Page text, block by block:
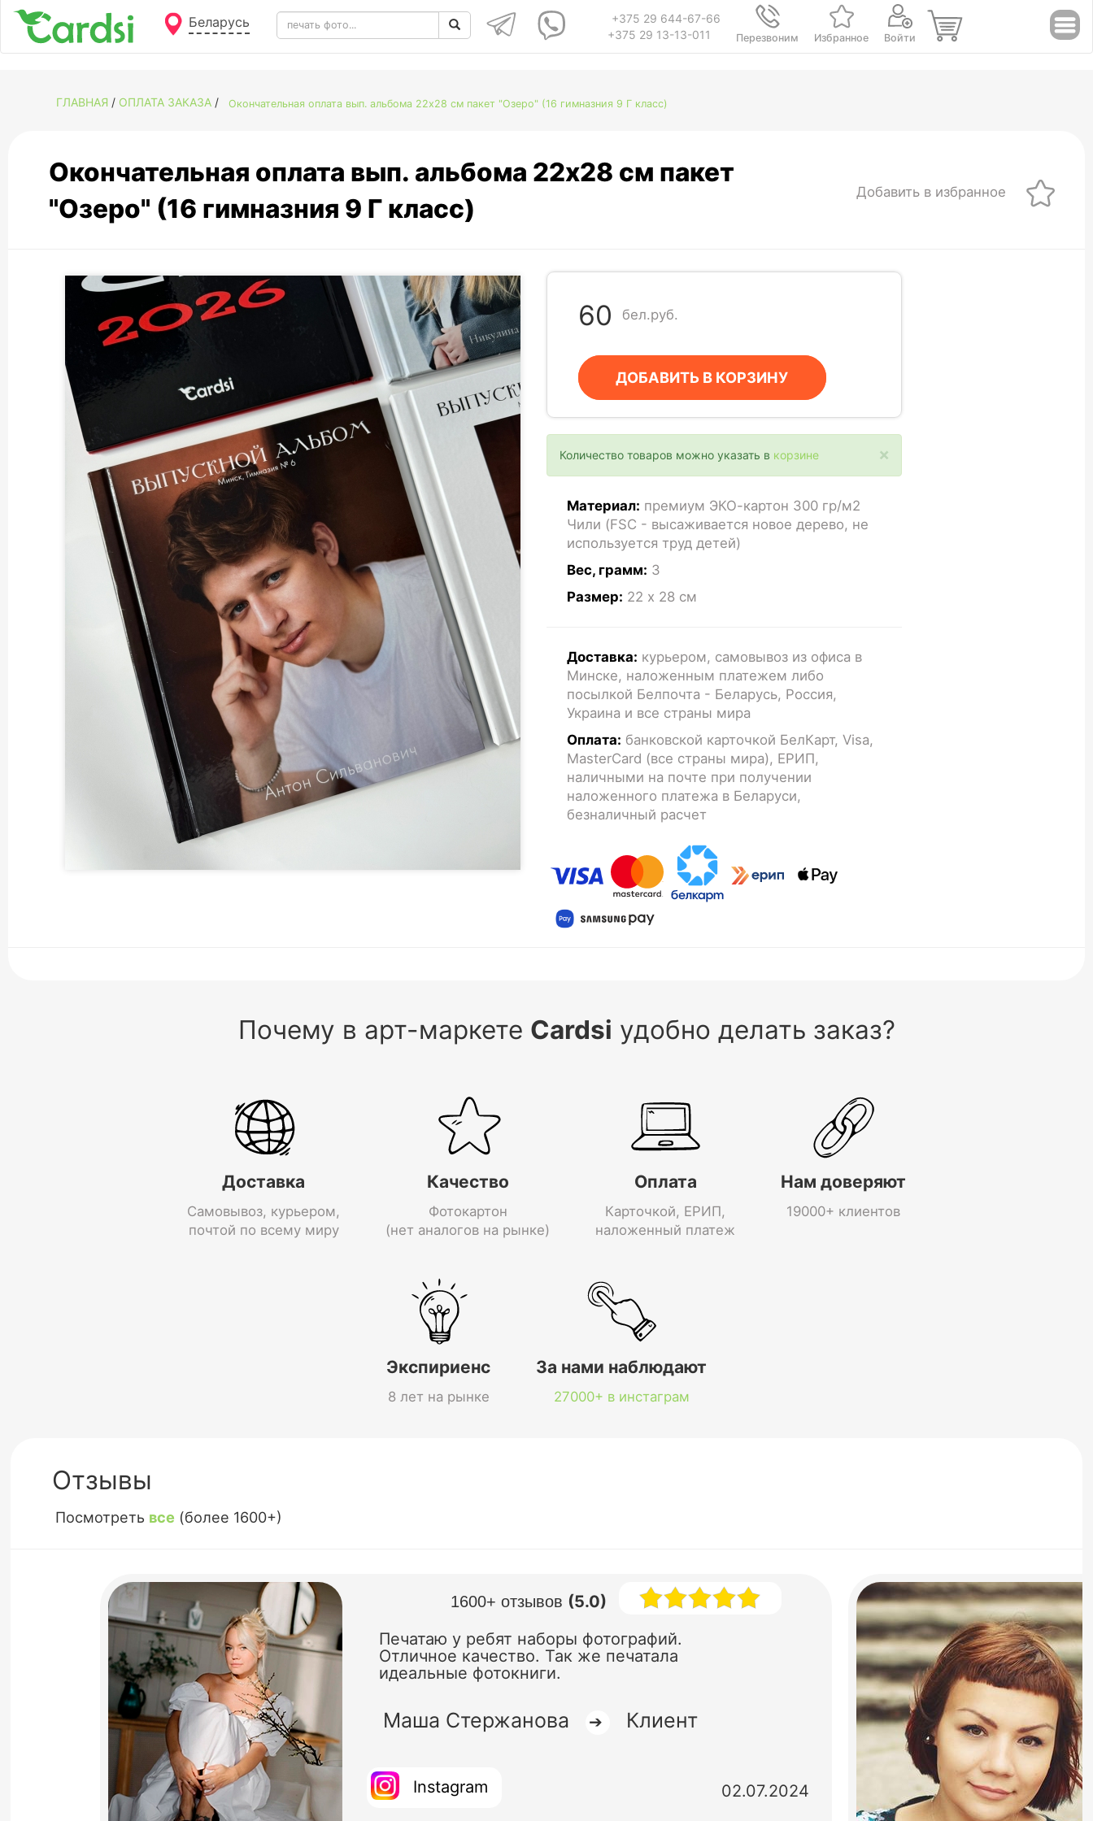
Беларусь
+375 29 644-67-66
+375 29 13-13-011
Перезвоним Избранное Войти
ГЛАВНАЯ / ОПЛАТА ЗАКАЗА / Окончательная оплата вып. альбома 22х28 см пакет "Озеро" (16 гимназния 9 Г класс)
Окончательная оплата вып. альбома 22х28 см пакет
"Озеро" (16 гимназния 9 Г класс)
Добавить в избранное
60 бел.руб.
ДОБАВИТЬ В КОРЗИНУ
×
Количество товаров можно указать в корзине
Материал: премиум ЭКО-картон 300 гр/м2
Чили (FSC - высаживается новое дерево, не
используется труд детей)
Вес, грамм: 3
Размер: 22 x 28 см
Доставка: курьером, самовывоз из офиса в
Минске, наложенным платежем либо
посылкой Белпочта - Беларусь, Россия,
Украина и все страны мира
Оплата: банковской карточкой БелКарт, Visa,
MasterCard (все страны мира), ЕРИП,
наличными на почте при получении
наложенного платежа в Беларуси,
безналичный расчет
Почему в арт-маркете Cardsi удобно делать заказ?
Доставка
Самовывоз, курьером,
почтой по всему миру
Качество
Фотокартон
(нет аналогов на рынке)
Оплата
Карточкой, ЕРИП,
наложенный платеж
Нам доверяют
19000+ клиентов
Экспириенс
8 лет на рынке
За нами наблюдают
27000+ в инстаграм
Отзывы
Посмотреть все (более 1600+)
1600+ отзывов (5.0)
Печатаю у ребят наборы фотографий.
Отличное качество. Так же печатала
идеальные фотокниги.
Маша Стержанова ➔ Клиент
Instagram 02.07.2024